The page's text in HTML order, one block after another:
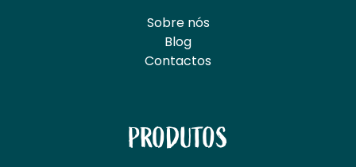
Sobre nós
Blog
Contactos
PRODUTOS